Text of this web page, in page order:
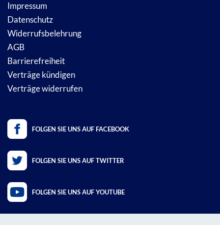
Impressum
Datenschutz
Widerrufsbelehrung
AGB
Barrierefreiheit
Verträge kündigen
Verträge widerrufen
FOLGEN SIE UNS AUF FACEBOOK
FOLGEN SIE UNS AUF TWITTER
FOLGEN SIE UNS AUF YOUTUBE